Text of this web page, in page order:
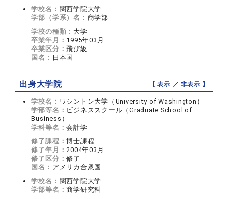
学校名： 関西学院大学
学部（学系）名： 商学部
学校の種類： 大学
卒業年月： 1995年03月
卒業区分：飛び級
国名： 日本国
出身大学院 【 表示 ／非表示 】
学校名： ワシントン大学（University of Washington）
学部等名： ビジネススクール（Graduate School of
Business）
学科等名：会計学
修了課程：博士課程
修了年月：2004年03月
修了区分：修了
国名： アメリカ合衆国
学校名： 関西学院大学
学部等名：商学研究科